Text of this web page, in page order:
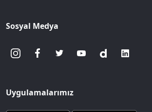
Sosyal Medya
Uygulamalarımız